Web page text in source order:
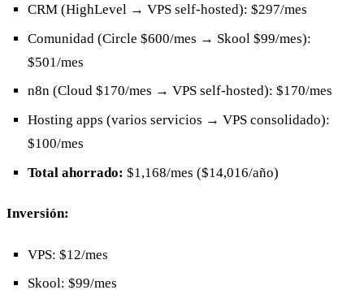
CRM (HighLevel → VPS self-hosted): $297/mes
Comunidad (Circle $600/mes → Skool $99/mes):
$501/mes
n8n (Cloud $170/mes → VPS self-hosted): $170/mes
Hosting apps (varios servicios → VPS consolidado):
$100/mes
Total ahorrado: $1,168/mes ($14,016/año)
Inversión:
VPS: $12/mes
Skool: $99/mes